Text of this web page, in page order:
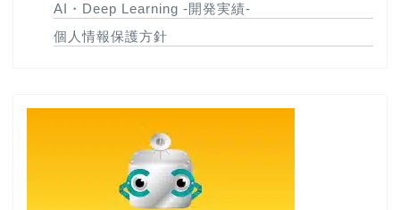
AI・Deep Learning -開発実績-
個人情報保護方針